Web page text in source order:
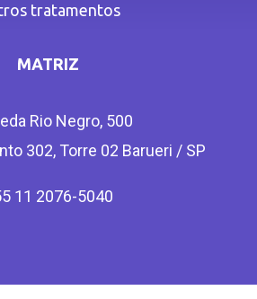
tratamentos
MATRIZ
Rio Negro, 500
302, Torre 02 Barueri / SP
11 2076-5040